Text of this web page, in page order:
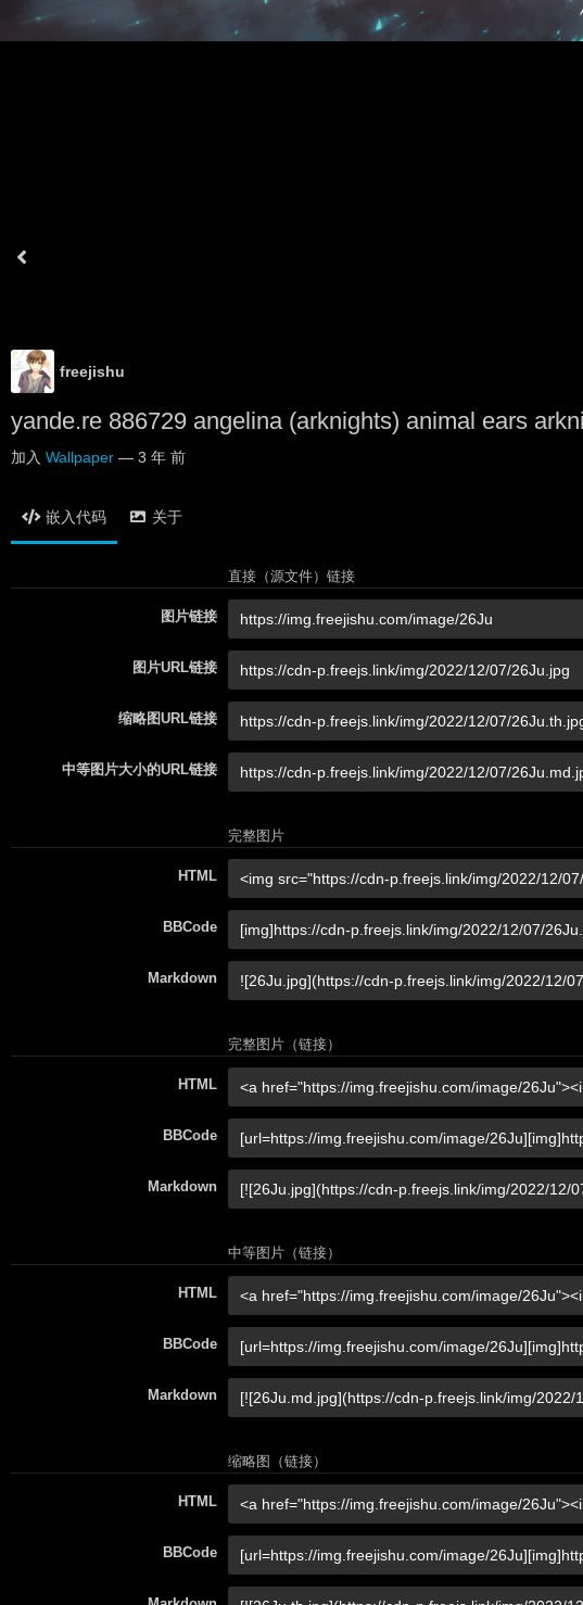
freejishu
yande.re 886729 angelina (arknights) animal ears
加入 Wallpaper — 3 年 前
嵌入代码 关于
直接（源文件）链接
图片链接
图片URL链接
缩略图URL链接
中等图片大小的URL链接
完整图片
HTML
BBCode
Markdown
完整图片（链接）
HTML
BBCode
Markdown
中等图片（链接）
HTML
BBCode
Markdown
缩略图（链接）
HTML
BBCode